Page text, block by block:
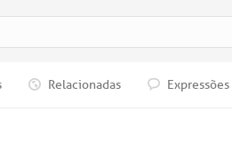
Relacionadas Expressões